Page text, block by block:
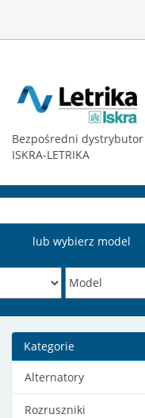
Bezpośredni dystrybutor
ISKRA-LETRIKA
lub wybierz model
Kategorie
Alternatory
Rozruszniki